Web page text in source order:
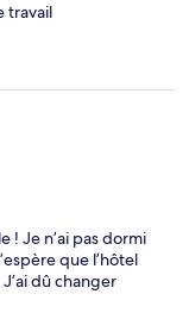
travail
! Je n’ai pas dormi
que l’hôtel
dû changer